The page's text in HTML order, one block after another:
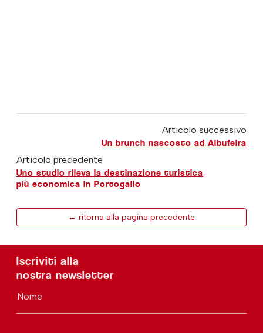
Articolo successivo
Un brunch nascosto ad Albufeira
Articolo precedente
Uno studio rileva la destinazione turistica
più economica in Portogallo
← ritorna alla pagina precedente
Iscriviti alla
nostra newsletter
Nome